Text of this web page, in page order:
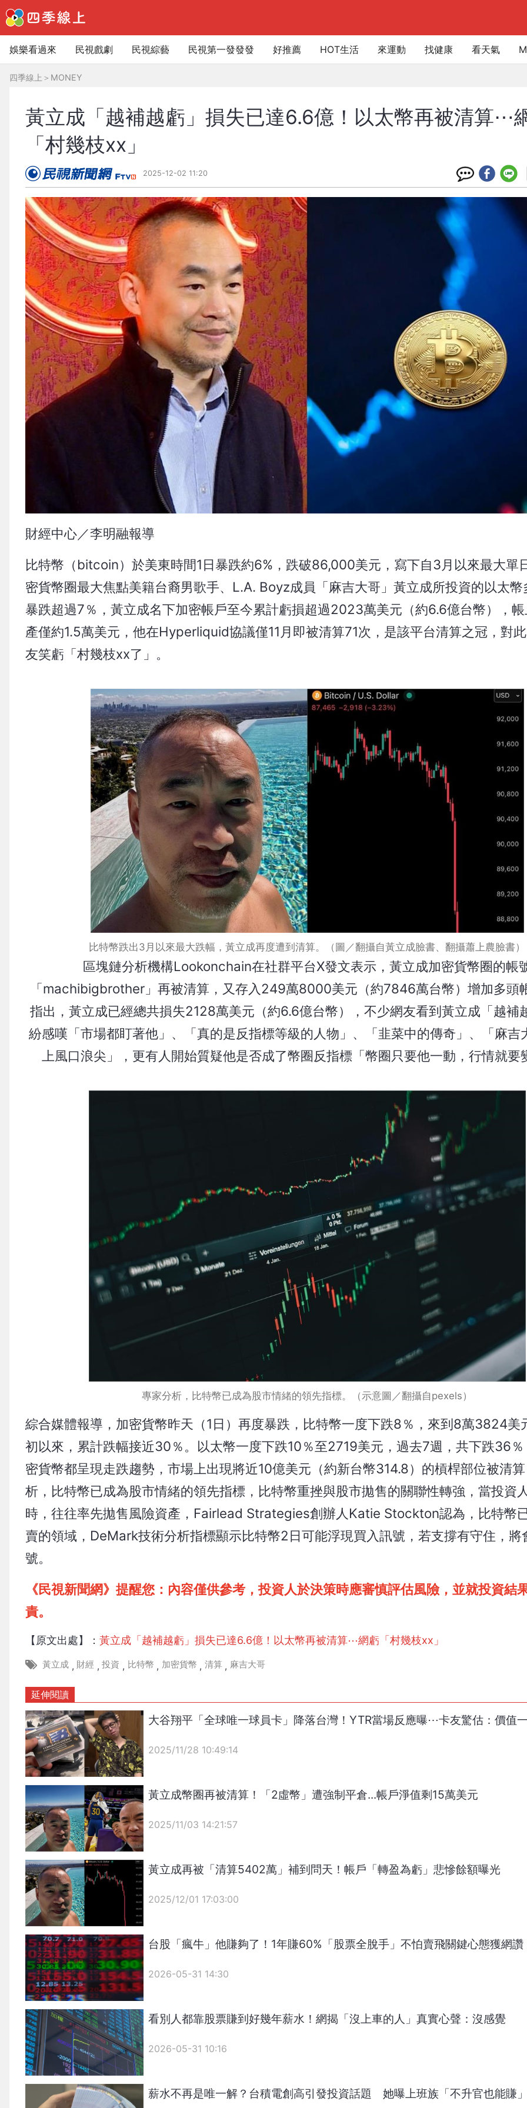
娛樂看過來 民視戲劇 民視綜藝 民視第一發發發 好推薦 HOT生活 來運動 找健康 看天氣
四季線上 ＞ MONEY
黃立成「越補越虧」損失已達6.6億！以太幣再被清算⋯
「村幾枝xx」
2025-12-02 11:20
財經中心／李明融報導
比特幣（bitcoin）於美東時間1日暴跌約6%，跌破86,000美元，寫下自3月以來最大單
密貨幣圈最大焦點美籍台裔男歌手、L.A. Boyz成員「麻吉大哥」黃立成所投資的以太幣
暴跌超過7％，黃立成名下加密帳戶至今累計虧損超過2023萬美元（約6.6億台幣），
產僅約1.5萬美元，他在Hyperliquid協議僅11月即被清算71次，是該平台清算之冠，對
友笑虧「村幾枝xx了」。
比特幣跌出3月以來最大跌幅，黃立成再度遭到清算。（圖／翻攝自黃立成臉書、翻攝蕭上農臉書）
區塊鏈分析機構Lookonchain在社群平台X發文表示，黃立成加密貨幣圈的帳
「machibigbrother」再被清算，又存入249萬8000美元（約7846萬台幣）增加多頭
指出，黃立成已經總共損失2128萬美元（約6.6億台幣），不少網友看到黃立成「越補
紛感嘆「市場都盯著他」、「真的是反指標等級的人物」、「韭菜中的傳奇」、「麻吉
上風口浪尖」，更有人開始質疑他是否成了幣圈反指標「幣圈只要他一動，行情就要
專家分析，比特幣已成為股市情緒的領先指標。（示意圖／翻攝自pexels）
綜合媒體報導，加密貨幣昨天（1日）再度暴跌，比特幣一度下跌8％，來到8萬3824美
初以來，累計跌幅接近30％。以太幣一度下跌10％至2719美元，過去7週，共下跌36
密貨幣都呈現走跌趨勢，市場上出現將近10億美元（約新台幣314.8）的槓桿部位被清
析，比特幣已成為股市情緒的領先指標，比特幣重挫與股市拋售的關聯性轉強，當投資
時，往往率先拋售風險資產，Fairlead Strategies創辦人Katie Stockton認為，比特幣
賣的領域，DeMark技術分析指標顯示比特幣2日可能浮現買入訊號，若支撐有守住，將
號。
《民視新聞網》提醒您：內容僅供參考，投資人於決策時應審慎評估風險，並就投資結
責。
【原文出處】：黃立成「越補越虧」損失已達6.6億！以太幣再被清算⋯網虧「村幾枝xx」
黃立成 , 財經 , 投資 , 比特幣 , 加密貨幣 , 清算 , 麻吉大哥
延伸閱讀
{PLAYICON}
大谷翔平「全球唯一球員卡」降落台灣！YTR當場反應曝⋯卡友驚估：價值
2025/11/28 10:49:14
{PLAYICON}
黃立成幣圈再被清算！「2虛幣」遭強制平倉...帳戶淨值剩15萬美元
2025/11/03 14:21:57
{PLAYICON}
黃立成再被「清算5402萬」補到問天！帳戶「轉盈為虧」悲慘餘額曝光
2025/12/01 17:03:00
台股「瘋牛」他賺夠了！1年賺60%「股票全脫手」不怕賣飛關鍵心態獲網讚
2026-05-31 14:30
看別人都靠股票賺到好幾年薪水！網揭「沒上車的人」真實心聲：沒感覺
2026-05-31 10:16
薪水不再是唯一解？台積電創高引發投資話題 她曝上班族「不升官也能賺